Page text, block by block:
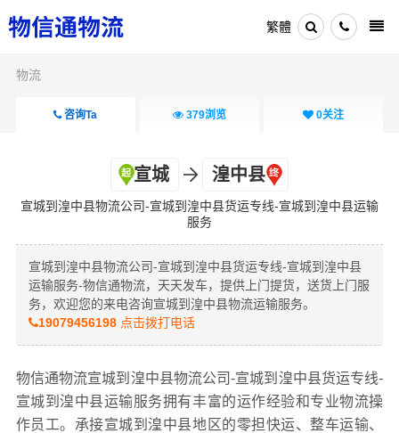
繁體
物流
咨询Ta 379浏览 0关注
宣城 湟中县
宣城到湟中县物流公司-宣城到湟中县货运专线-宣城到湟中县运输
服务
宣城到湟中县物流公司-宣城到湟中县货运专线-宣城到湟中县
运输服务-物信通物流，天天发车，提供上门提货，送货上门服
务，欢迎您的来电咨询宣城到湟中县物流运输服务。
19079456198点击拨打电话
物信通物流宣城到湟中县物流公司-宣城到湟中县货运专线-
宣城到湟中县运输服务拥有丰富的运作经验和专业物流操
作员工。承接宣城到湟中县地区的零担快运、整车运输、